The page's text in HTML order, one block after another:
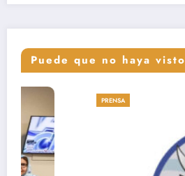
Puede que no haya visto